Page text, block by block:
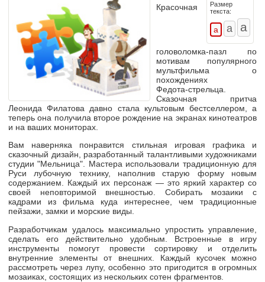
Размер
текста:
Красочная
головоломка-пазл по
мотивам популярного
мультфильма о
похождениях
Федота-стрельца
Сказочная притча
Леонида Филатова давно стала культовым бестселлером, а
теперь она получила второе рождение на экранах кинотеатров
и на ваших мониторах.
Вам наверняка понравится стильная игровая графика и
сказочный дизайн, разработанный талантливыми художниками
студии "Мельница". Мастера использовали традиционную для
Руси лубочную технику, наполнив старую форму новым
содержанием. Каждый их персонаж — это яркий характер со
своей неповторимой внешностью. Собирать мозаики с
кадрами из фильма куда интереснее, чем традиционные
пейзажи, замки и морские виды.
Разработчикам удалось максимально упростить управление,
сделать его действительно удобным. Встроенные в игру
инструменты помогут провести сортировку и отделить
внутренние элементы от внешних. Каждый кусочек можно
рассмотреть через лупу, особенно это пригодится в огромных
мозаиках, состоящих из нескольких сотен фрагментов.